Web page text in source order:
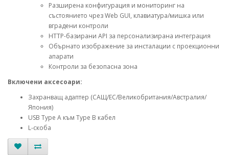
Разширена конфигурация и мониторинг на
състоянието чрез Web GUI, клавиатура/мишка или
вградени контроли
HTTP-базирани API за персонализирана интеграция
Обърнато изображение за инсталации с проекционни
апарати
Контроли за безопасна зона
Включени аксесоари:
Захранващ адаптер (САЩ/ЕС/Великобритания/Австралия/
Япония)
USB Type A към Type B кабел
L-скоба